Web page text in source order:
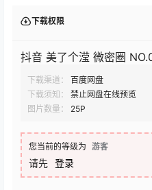
下载权限
抖音 美了个滢 微密圈
下载渠道：
百度网盘
下载须知：
禁止网盘在线预览
图片数量：
25P
您当前的等级为 游客
请先 登录